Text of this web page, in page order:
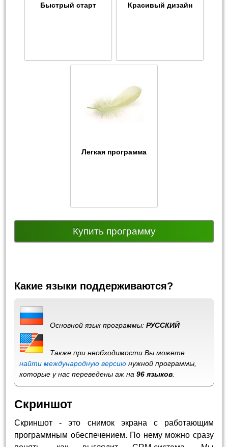
Быстрый старт Красивый дизайн
Легкая программа
Купить программу
Какие языки поддерживаются?
Основной язык программы:РУССКИЙ
Также при необходимости Вы можете
найти международную версию нужной программы,
которые у нас переведены аж на96 языков
Скриншот
Скриншот - это снимок экрана с работающим
программным обеспечением. По нему можно сразу